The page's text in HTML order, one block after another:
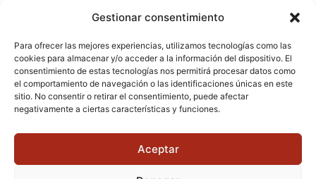
Gestionar consentimiento
Para ofrecer las mejores experiencias, utilizamos tecnologías como las
cookies para almacenar y/o acceder a la información del dispositivo. El
consentimiento de estas tecnologías nos permitirá procesar datos como
el comportamiento de navegación o las identificaciones únicas en este
sitio. No consentir o retirar el consentimiento, puede afectar
negativamente a ciertas características y funciones.
Aceptar
Legal
Aviso legal
Política de privacidad
Accesibilidad